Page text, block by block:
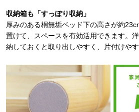
収納箱も「すっぽり収納」
厚みのある桐無垢ベッド下の高さが約
置けて、スペースを有効活用できます。
納しておくと取り出しやすく、片付けやす